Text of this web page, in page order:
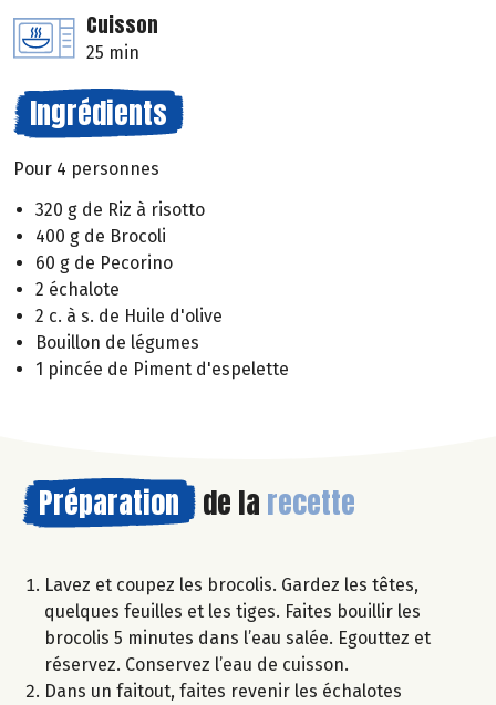
Cuisson
25 min
Ingrédients
Pour 4 personnes
320 g de Riz à risotto
400 g de Brocoli
60 g de Pecorino
2 échalote
2 c. à s. de Huile d'olive
Bouillon de légumes
1 pincée de Piment d'espelette
Préparation de la recette
Lavez et coupez les brocolis. Gardez les têtes,
quelques feuilles et les tiges. Faites bouillir les
brocolis 5 minutes dans l’eau salée. Egouttez et
réservez. Conservez l’eau de cuisson.
Dans un faitout, faites revenir les échalotes